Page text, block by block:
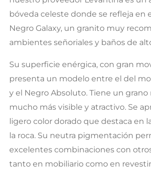
bóveda celeste donde se refleja en
Negro Galaxy, un granito muy
ambientes señoriales y baños de
Su superficie enérgica, con gran
presenta un modelo entre el del
y el Negro Absoluto. Tiene un grano
mucho más visible y atractivo. Se
ligero color dorado que destaca en
la roca. Su neutra pigmentación
excelentes combinaciones con
tanto en mobiliario como en